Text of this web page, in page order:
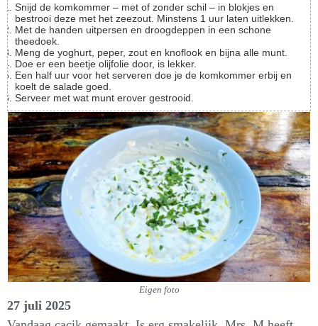
Snijd de komkommer – met of zonder schil – in blokjes en
bestrooi deze met het zeezout. Minstens 1 uur laten uitlekken.
Met de handen uitpersen en droogdeppen in een schone
theedoek.
Meng de yoghurt, peper, zout en knoflook en bijna alle munt.
Doe er een beetje olijfolie door, is lekker.
Een half uur voor het serveren doe je de komkommer erbij en
koelt de salade goed.
Serveer met wat munt erover gestrooid.
Eigen foto
27 juli 2025